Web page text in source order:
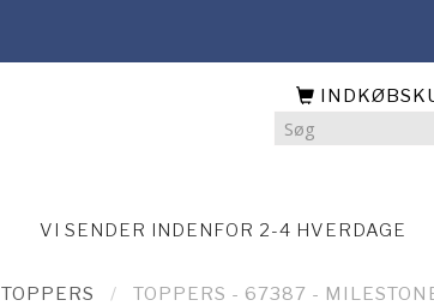
VI SENDER INDENFOR 2-4 HVERDAGE
TOPPERS TOPPERS - 67387 -